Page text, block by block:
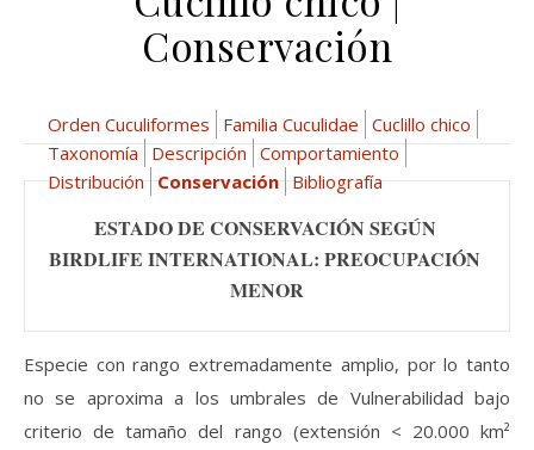
Conservación
Orden Cuculiformes Familia Cuculidae Cuclillo chico
Taxonomía
Descripción Comportamiento
Distribución
Conservación Bibliografía
ESTADO DE CONSERVACIÓN SEGÚN
BIRDLIFE INTERNATIONAL: PREOCUPACIÓN
MENOR
Especie con rango extremadamente amplio, por lo tanto
no se aproxima a los umbrales de Vulnerabilidad bajo
criterio de tamaño del rango (extensión < 20.000 km²